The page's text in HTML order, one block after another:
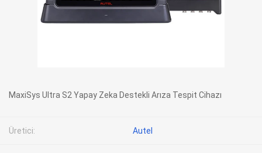
MaxiSys Ultra S2 Yapay Zeka Destekli Arıza Tespit Cihazı
Üretici: Autel